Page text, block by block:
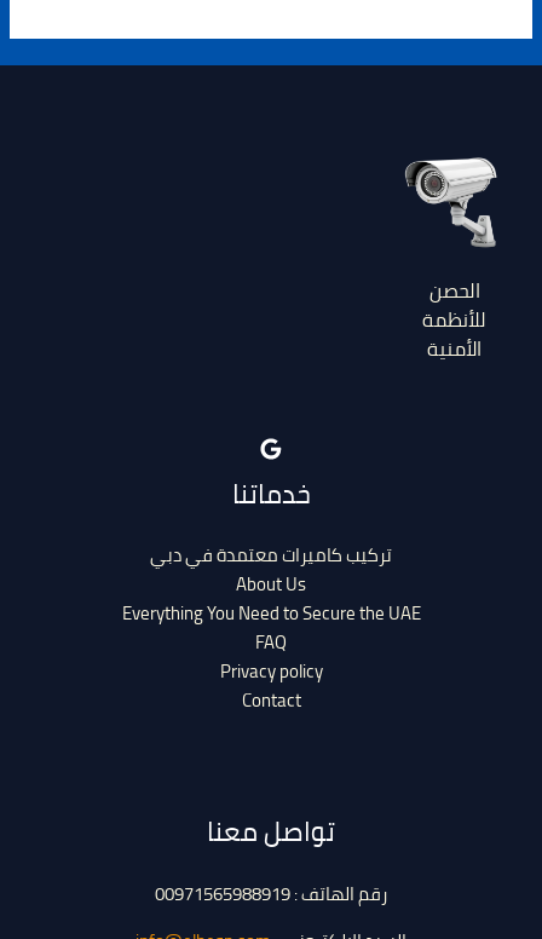
الحصن
للأنظمة
الأمنية
خدماتنا
تركيب كاميرات معتمدة في دبي
About Us
Everything You Need to Secure the UAE
FAQ
Privacy policy
Contact
تواصل معنا
رقم الهاتف : 00971565988919